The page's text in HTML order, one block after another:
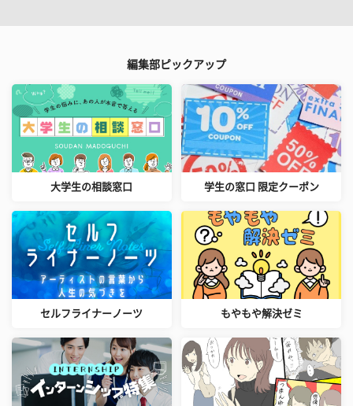
編集部ピックアップ
大学生の相談窓口 学生の窓口 限定クーポン
セルフライナーノーツ もやもや解決ゼミ